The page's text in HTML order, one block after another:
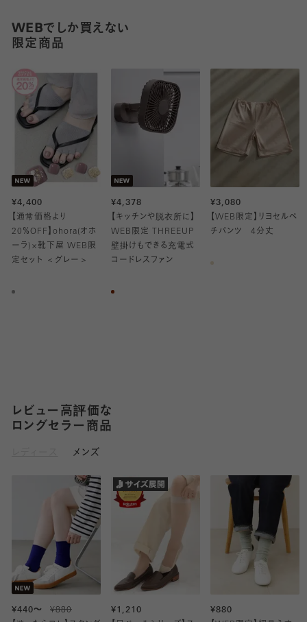
WEBでしか買えない
限定商品
¥4,400
【通常価格より
20％OFF】ohora(オホ
ーラ)×靴下屋 WEB限
定セット ＜グレー＞
¥4,378
【キッチンや脱衣所に】
WEB限定 THREEUP
壁掛けもできる充電式
コードレスファン
¥3,080
【WEB限定】リヨセルペ
チパンツ 4分丈
レビュー高評価な
ロングセラー商品
メンズ
¥440～
¥880
¥1,210
¥880